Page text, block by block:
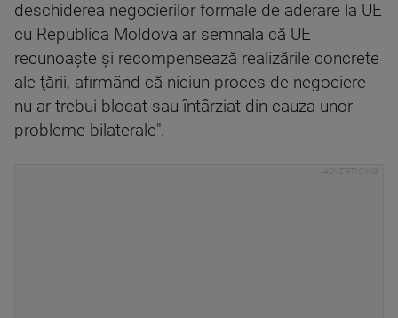
deschiderea negocierilor formale de aderare la UE
cu Republica Moldova ar semnala că UE
recunoaşte şi recompensează realizările concrete
ale ţării, afirmând că niciun proces de negociere
nu ar trebui blocat sau întârziat din cauza unor
probleme bilaterale".